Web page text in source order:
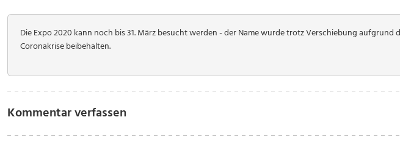
Die Expo 2020 kann noch bis 31. März besucht werden - der Name wurde trotz Verschiebung aufgrund
Coronakrise beibehalten.
Kommentar verfassen